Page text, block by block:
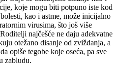
koje mogu biti potpuno iste kod
kao i astme, može inicijalno
virusima, što još više
najčešće ne daju adekvatne
otežano disanje od zviždanja, a
opiše tegobe koje oseća, pa sve
zabludu.